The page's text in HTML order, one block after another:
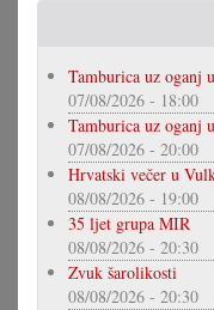
Tamburica uz oganj
07/08/2026 - 18:00
Tamburica uz oganj
07/08/2026 - 20:00
Hrvatski večer u
08/08/2026 - 19:00
35 ljet grupa MIR
08/08/2026 - 20:30
Zvuk šarolikosti
08/08/2026 - 20:30